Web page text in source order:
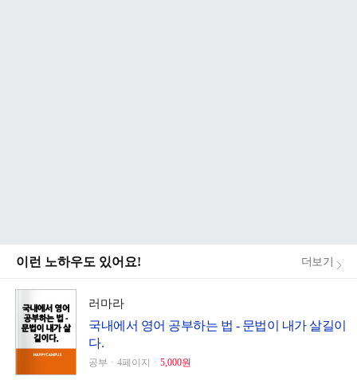
이런 노하우도 있어요! 더보기
러마라
국내에서 영어 공부하는 법 - 문법이 내가 살길이
다.
공부ㆍ4페이지ㆍ 5,000원